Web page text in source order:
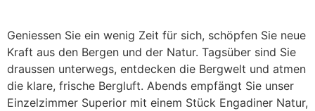
Geniessen Sie ein wenig Zeit für sich, schöpfen Sie neue
Kraft aus den Bergen und der Natur. Tagsüber sind Sie
draussen unterwegs, entdecken die Bergwelt und atmen
die klare, frische Bergluft. Abends empfängt Sie unser
Einzelzimmer Superior mit einem Stück Engadiner Natur,